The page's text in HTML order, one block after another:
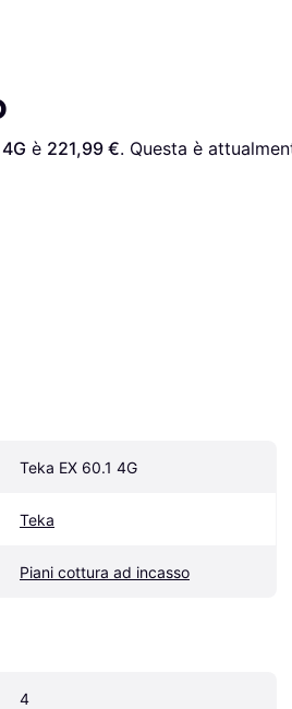
è 221,99 €. Questa è
Teka EX 60.1 4G
Teka
Piani cottura ad incasso
4